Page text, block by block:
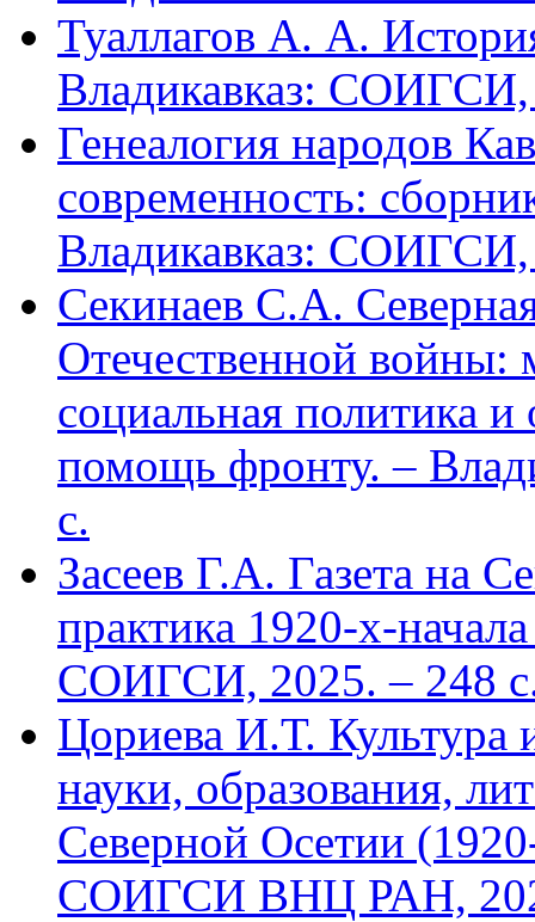
Туаллагов А. А.
Владикавказ: СОИГСИ,
Генеалогия народов
современность:
Владикавказ: СОИГСИ,
Секинаев С.А.
Отечественной войны:
социальная политика
помощь фронту. –
с.
Засеев Г.А. Газета на
практика 1920-х-
СОИГСИ, 2025. – 248
Цориева И.Т. Культура
науки, образования,
Северной Осетии
СОИГСИ ВНЦ РАН,